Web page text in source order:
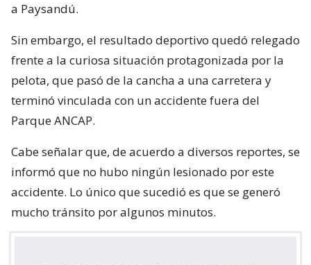
a Paysandú.
Sin embargo, el resultado deportivo quedó relegado
frente a la curiosa situación protagonizada por la
pelota, que pasó de la cancha a una carretera y
terminó vinculada con un accidente fuera del
Parque ANCAP.
Cabe señalar que, de acuerdo a diversos reportes, se
informó que no hubo ningún lesionado por este
accidente. Lo único que sucedió es que se generó
mucho tránsito por algunos minutos.